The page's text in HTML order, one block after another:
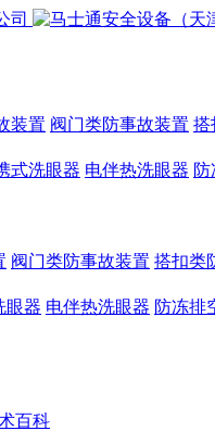
装置 阀门类防事故装置 搭
式洗眼器 电伴热洗眼器
阀门类防事故装置 搭扣类
眼器 电伴热洗眼器 防冻排
百科